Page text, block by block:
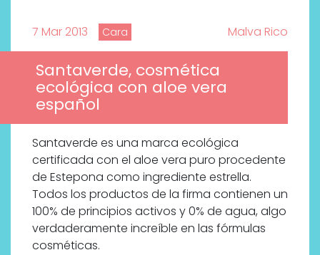
7 Mar 2013 Cara Malva Rico
Santaverde, cosmética
ecológica con aloe vera
español
Santaverde es una marca ecológica
certificada con el aloe vera puro procedente
de Estepona como ingrediente estrella.
Todos los productos de la firma contienen un
100% de principios activos y 0% de agua, algo
verdaderamente increíble en las fórmulas
cosméticas.